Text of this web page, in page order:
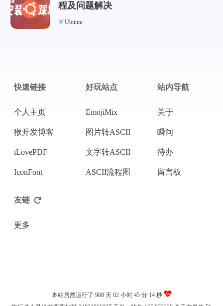
程及问题解决
Ubuntu
快速链接
个人主页
猴开发博客
iLovePDF
IconFont
好玩站点
EmojiMix
图片转ASCII
文字转ASCII
ASCII流程图
站内导航
关于
瞬间
待办
留言板
友链
更多
本站居然运行了 968 天 02 小时 45 分 14 秒